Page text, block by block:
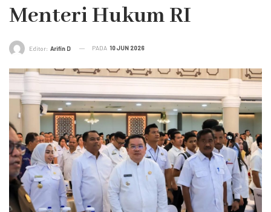
Menteri Hukum RI
Editor: Arifin D PADA 10 JUN 2026